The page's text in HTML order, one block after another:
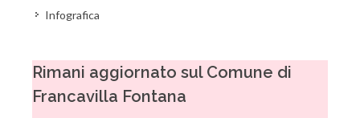
Infografica
Rimani aggiornato sul Comune di
Francavilla Fontana